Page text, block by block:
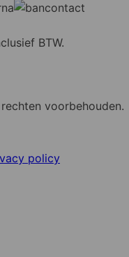
BTW.
voorbehouden.
policy